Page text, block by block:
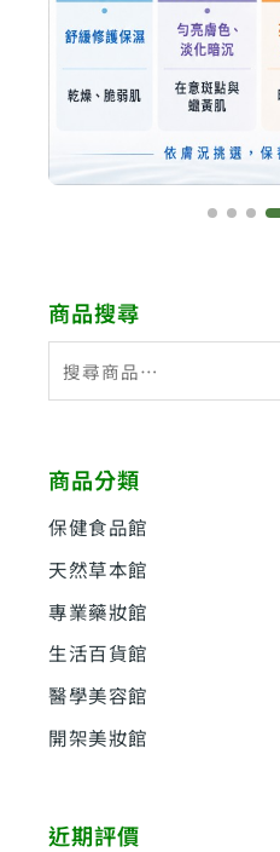
商品搜尋
尋
字
:
商品分類
保健食品館
天然草本館
專業藥妝館
生活百貨館
醫學美容館
開架美妝館
近期評價